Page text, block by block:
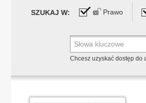
SZUKAJ W: Prawo
Chcesz uzyskać dostęp do